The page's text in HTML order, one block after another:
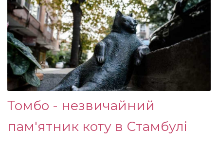
Томбо - незвичайний
пам'ятник коту в Стамбулі